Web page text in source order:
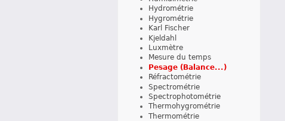
Hydrométrie
Hygrométrie
Karl Fischer
Kjeldahl
Luxmètre
Mesure du temps
Pesage (Balance...)
Réfractométrie
Spectrométrie
Spectrophotométrie
Thermohygrométrie
Thermométrie